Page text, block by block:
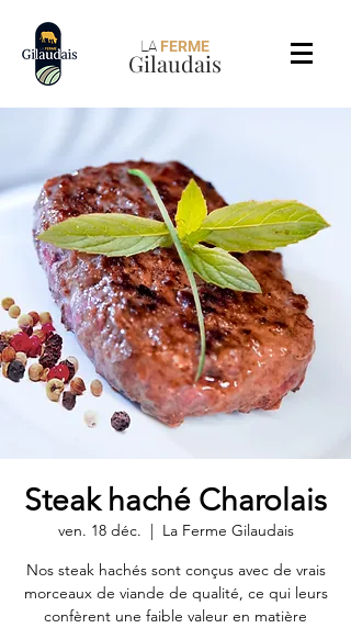
LA FERME
Gilaudais
Steak haché Charolais
ven. 18 déc.
  |
La Ferme Gilaudais
Nos steak hachés sont conçus avec de vrais
morceaux de viande de qualité, ce qui leurs
confèrent une faible valeur en matière